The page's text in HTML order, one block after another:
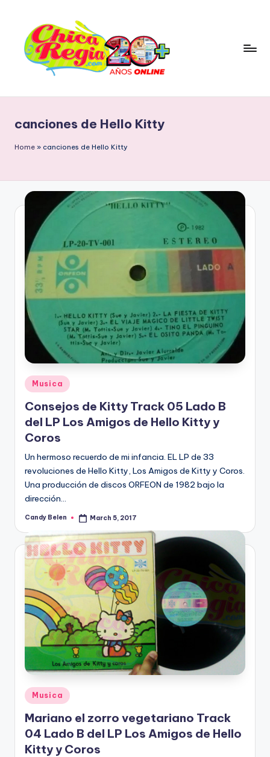
content
i
c
R
e
a
Cultura
Popular
canciones de Hello Kitty
Home » canciones de Hello Kitty
Posted
in
Musica
Consejos de Kitty Track 05 Lado B
del LP Los Amigos de Hello Kitty y
Coros
Un hermoso recuerdo de mi infancia. EL LP de 33
revoluciones de Hello Kitty, Los Amigos de Kitty y Coros.
Una producción de discos ORFEON de 1982 bajo la
dirección…
Posted
Candy Belen March 5, 2017
Posted
in
Musica
Mariano el zorro vegetariano Track
04 Lado B del LP Los Amigos de Hello
Kitty y Coros